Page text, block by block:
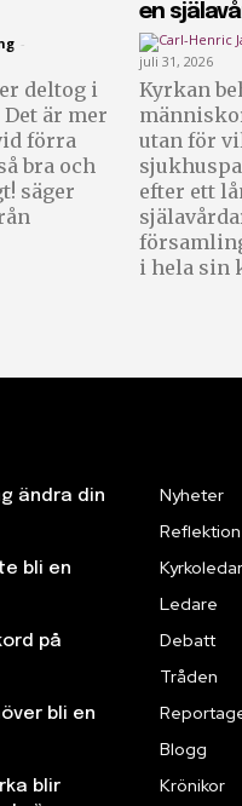
-
deltog i
är mer
förra
säger
en
juli 31, 2026
Kyrkan
utan för
efter ett
i hela sin
ändra din
bli en
på
bli en
blir
Nyheter
Reflektion
Ledare
Debatt
Tråden
Blogg
Krönikor